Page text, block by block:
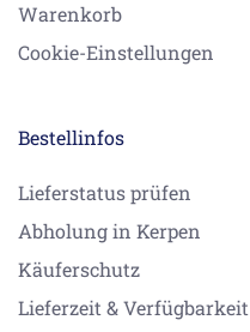
Warenkorb
Cookie-Einstellungen
Bestellinfos
Lieferstatus prüfen
Abholung in Kerpen
Käuferschutz
Lieferzeit & Verfügbarkeit